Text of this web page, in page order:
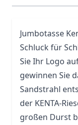
Jumbotasse
Schluck für
Sie Ihr Logo
gewinnen Sie
Sandstrahl
der KENTA-
großen Durst